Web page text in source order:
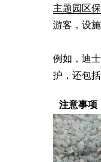
主题园区
游客，设
例如，迪
护，还包
注意事项